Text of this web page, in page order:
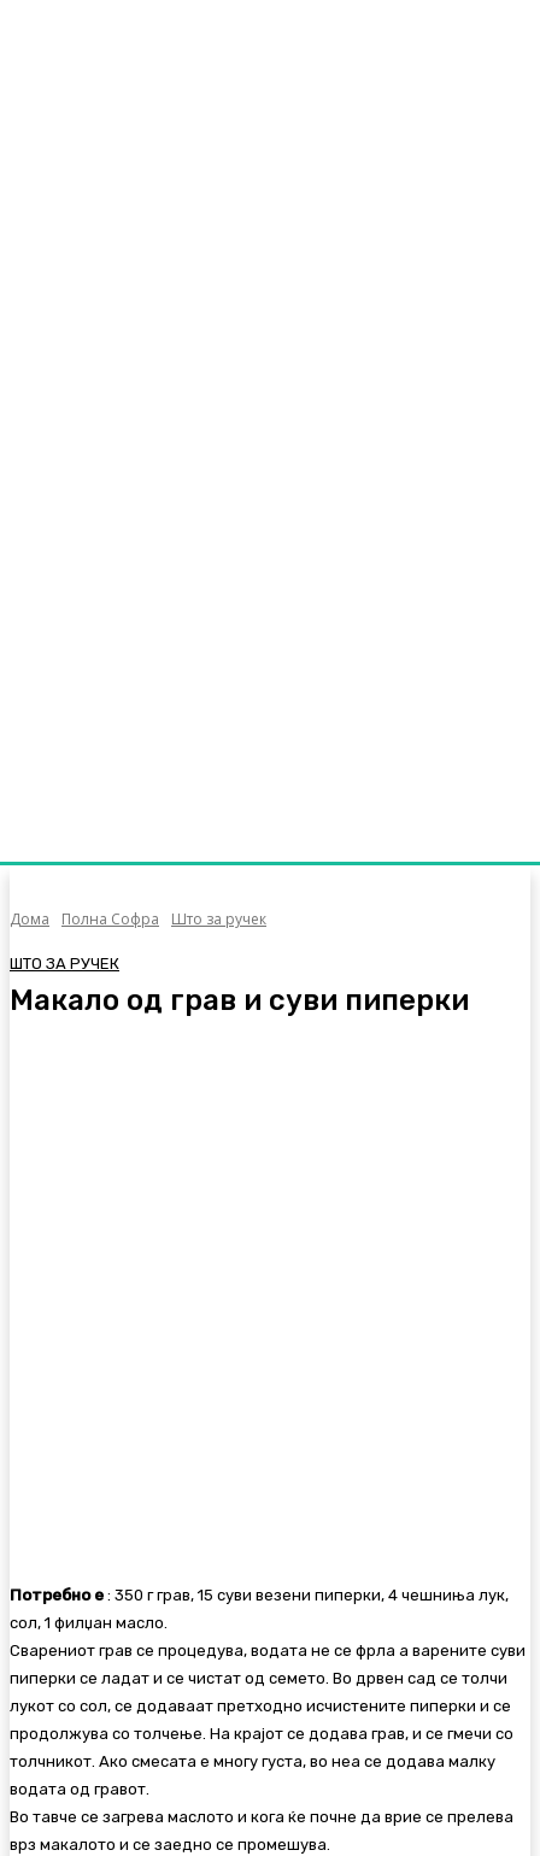
Дома Полна Софра Што за ручек
ШТО ЗА РУЧЕК
Макало од грав и суви пиперки
Потребно е : 350 г грав, 15 суви везени пиперки, 4 чешниња лук,
сол, 1 филџан масло.
Сварениот грав се процедува, водата не се фрла а варените суви
пиперки се ладат и се чистат од семето. Во дрвен сад се толчи
лукот со сол, се додаваат претходно исчистените пиперки и се
продолжува со толчење. На крајот се додава грав, и се гмечи со
толчникот. Ако смесата е многу густа, во неа се додава малку
водата од гравот.
Во тавче се загрева маслото и кога ќе почне да врие се прелева
врз макалото и се заедно се промешува.